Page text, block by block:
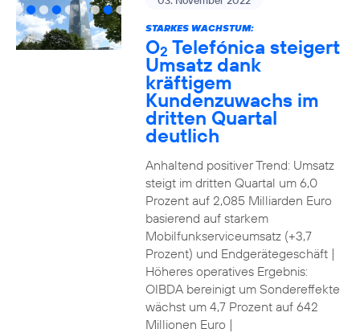
STARKES WACHSTUM:
O2 Telefónica steigert
Umsatz dank
kräftigem
Kundenzuwachs im
dritten Quartal
deutlich
Anhaltend positiver Trend: Umsatz
steigt im dritten Quartal um 6,0
Prozent auf 2,085 Milliarden Euro
basierend auf starkem
Mobilfunkserviceumsatz (+3,7
Prozent) und Endgerätegeschäft |
Höheres operatives Ergebnis:
OIBDA bereinigt um Sondereffekte
wächst um 4,7 Prozent auf 642
Millionen Euro |